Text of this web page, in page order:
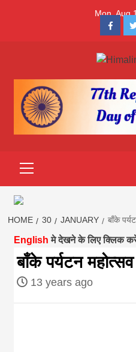
Mon. Aug
hindi
first
IN HINDI FROM
HOME 30 JANUARY बाँके
English मे देखने के लिए क्लिक
बाँके पर्यटन
13 years ago